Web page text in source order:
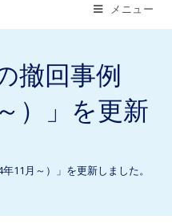
メニュー
撤回事例
）」を更新
11月～）」を更新しました。